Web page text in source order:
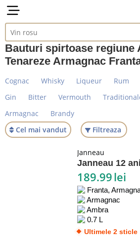
Bauturi spirtoase regiune
Tenareze Armagnac
Cognac Whisky Liqueur Rum
Gin
Bitter Vermouth
Armagnac
Brandy
Cel mai vandut
Filtreaza
Janneau
Janneau 12
189.99lei
Franta,
Armagnac
Ambra
0.7 L
Ultimele 2 sticle